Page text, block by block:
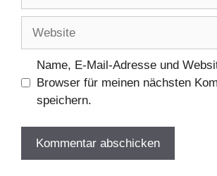
Adresse
Name, E-Mail-Adresse und
Browser für meinen nächsten
speichern.